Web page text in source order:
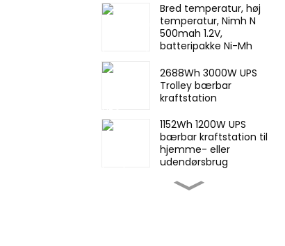
nødlys
Bred temperatur, høj
temperatur, Nimh N
500mah 1.2V,
batteripakke Ni-Mh
nødlys
2688Wh 3000W UPS
Trolley bærbar
kraftstation
1152Wh 1200W UPS
bærbar kraftstation til
hjemme- eller
udendørsbrug
57 kWh stabelbart
industrielt og